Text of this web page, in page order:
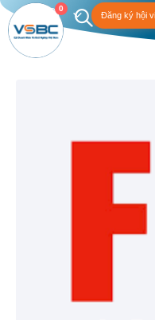
0
Đăng ký hội